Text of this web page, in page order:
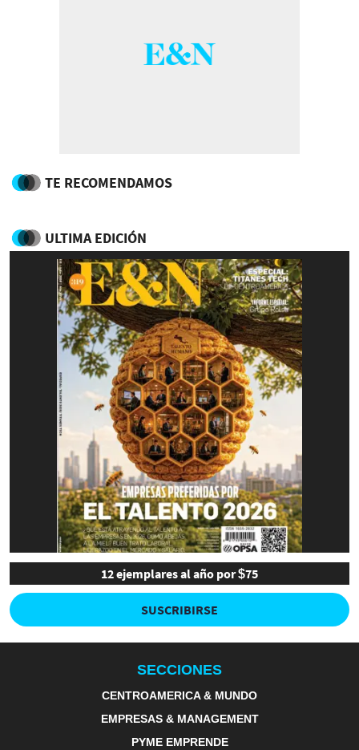
TE RECOMENDAMOS
ULTIMA EDICIÓN
12 ejemplares al año por $75
SUSCRIBIRSE
SECCIONES
CENTROAMERICA & MUNDO
EMPRESAS & MANAGEMENT
PYME EMPRENDE